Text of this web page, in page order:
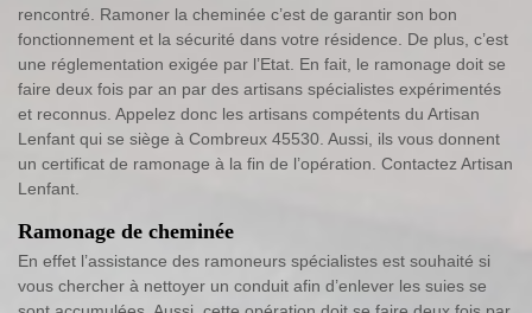
rencontré. Ramoner la cheminée c’est de garantir son bon
fonctionnement et la sécurité dans votre résidence. De plus, c’est
une réglementation exigée par l’Etat. En fait, le ramonage doit se
faire deux fois par an par des artisans spécialistes expérimentés
et reconnus. Appelez donc les artisans compétents du Artisan
Lenfant qui se siège à Combreux 45530. Aussi, ils vous donnent
un certificat de ramonage à la fin de l’opération. Contactez Artisan
Lenfant.
Ramonage de cheminée
En effet l’assistance des ramoneurs spécialistes est souhaité si
vous chercher à nettoyer un conduit afin d’enlever les suies se